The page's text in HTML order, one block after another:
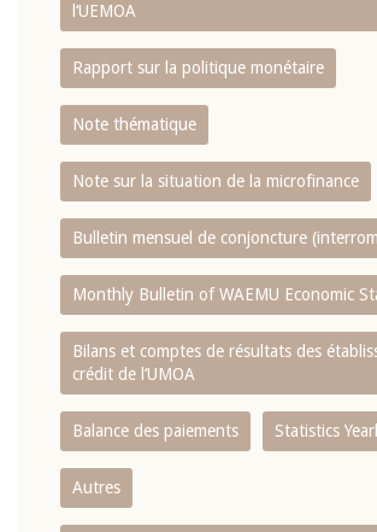
l‘UEMOA
Rapport sur la politique monétaire
Note thématique
Note sur la situation de la microfinance
Bulletin mensuel de conjoncture
Monthly Bulletin of WAEMU Economic
Bilans et comptes de résultats des
crédit de l‘UMOA
Balance des paiements Statistics
Autres